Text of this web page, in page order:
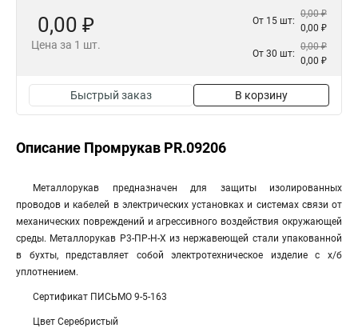
0,00 ₽
Цена за 1 шт.
От 15 шт:
0,00 ₽
0,00 ₽
От 30 шт:
0,00 ₽
0,00 ₽
Быстрый заказ В корзину
Описание Промрукав PR.09206
Металлорукав предназначен для защиты изолированных
проводов и кабелей в электрических установках и системах связи от
механических повреждений и агрессивного воздействия окружающей
среды. Металлорукав Р3-ПР-Н-Х из нержавеющей стали упакованной
в бухты, представляет собой электротехническое изделие с х/б
уплотнением.
Сертификат ПИСЬМО 9-5-163
Цвет Серебристый